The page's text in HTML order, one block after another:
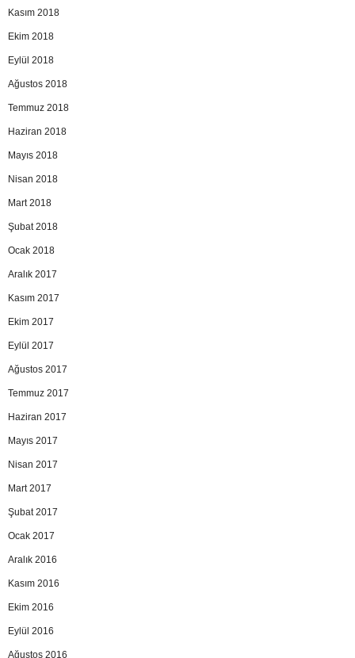
Kasım 2018
Ekim 2018
Eylül 2018
Ağustos 2018
Temmuz 2018
Haziran 2018
Mayıs 2018
Nisan 2018
Mart 2018
Şubat 2018
Ocak 2018
Aralık 2017
Kasım 2017
Ekim 2017
Eylül 2017
Ağustos 2017
Temmuz 2017
Haziran 2017
Mayıs 2017
Nisan 2017
Mart 2017
Şubat 2017
Ocak 2017
Aralık 2016
Kasım 2016
Ekim 2016
Eylül 2016
Ağustos 2016